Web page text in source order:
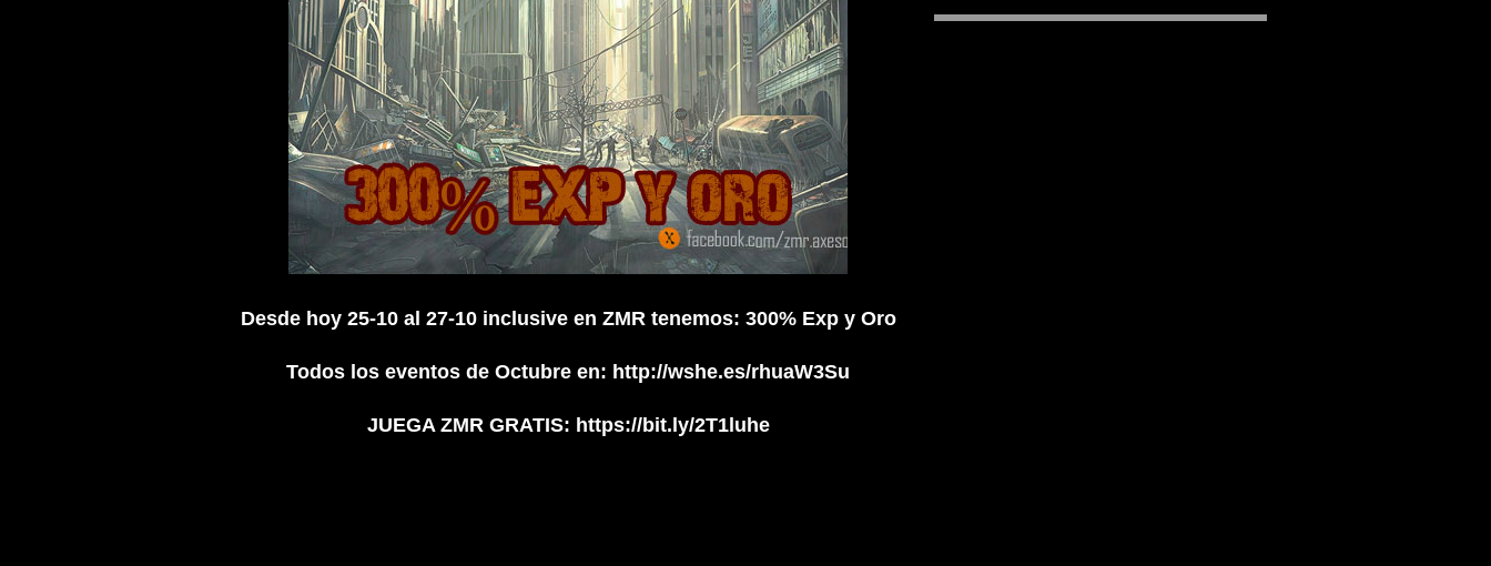
Desde hoy 25-10 al 27-10 inclusive en ZMR tenemos: 300% Exp y Oro
Todos los eventos de Octubre en: http://wshe.es/rhuaW3Su
JUEGA ZMR GRATIS: https://bit.ly/2T1luhe